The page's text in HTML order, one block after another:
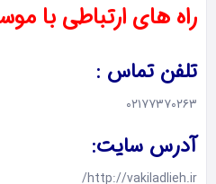
راه های ارتباطی با
تلفن تماس :
۰۲۱۷۷۳۷۰۲۶۳
آدرس سایت:
http://vakiladlieh.ir/